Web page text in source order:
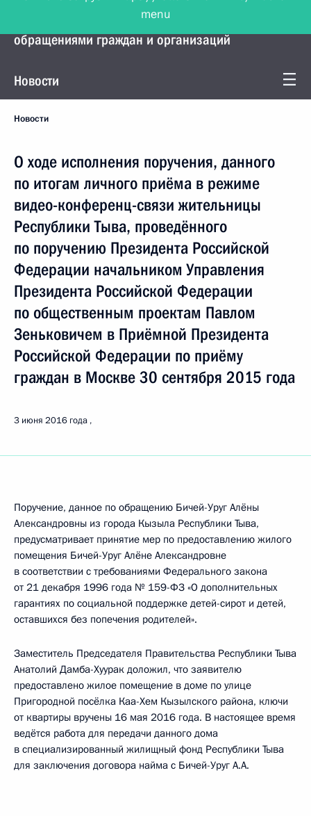
Управление Президента по работе с
обращениями граждан и организаций
Новости
Новости
О ходе исполнения поручения, данного
по итогам личного приёма в режиме
видео-конференц-связи жительницы
Республики Тыва, проведённого
по поручению Президента Российской
Федерации начальником Управления
Президента Российской Федерации
по общественным проектам Павлом
Зеньковичем в Приёмной Президента
Российской Федерации по приёму
граждан в Москве 30 сентября 2015 года
3 июня 2016 года
Поручение, данное по обращению Бичей-Уруг Алёны
Александровны из города Кызыла Республики Тыва,
предусматривает принятие мер по предоставлению жилого
помещения Бичей-Уруг Алёне Александровне
в соответствии с требованиями Федерального закона
от 21 декабря 1996 года № 159-ФЗ «О дополнительных
гарантиях по социальной поддержке детей-сирот и детей,
оставшихся без попечения родителей».
Заместитель Председателя Правительства Республики Тыва
Анатолий Дамба-Хуурак доложил, что заявителю
предоставлено жилое помещение в доме по улице
Пригородной посёлка Каа-Хем Кызылского района, ключи
от квартиры вручены 16 мая 2016 года. В настоящее время
ведётся работа для передачи данного дома
в специализированный жилищный фонд Республики Тыва
для заключения договора найма с Бичей-Уруг А.А.
menu